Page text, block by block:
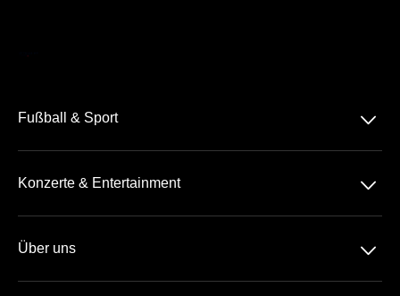
Fußball & Sport 􀆈
3. Liga
Konzerte & Entertainment 􀆈
Über uns 􀆈